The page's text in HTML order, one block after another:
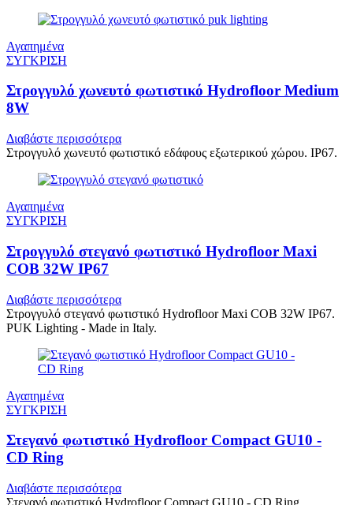
Αγαπημένα
ΣΥΓΚΡΙΣΗ
Στρογγυλό χωνευτό φωτιστικό Hydrofloor Medium
8W
Διαβάστε περισσότερα
Στρογγυλό χωνευτό φωτιστικό εδάφους εξωτερικού χώρου. IP67.
Αγαπημένα
ΣΥΓΚΡΙΣΗ
Στρογγυλό στεγανό φωτιστικό Hydrofloor Maxi
COB 32W IP67
Διαβάστε περισσότερα
Στρογγυλό στεγανό φωτιστικό Hydrofloor Maxi COB 32W IP67.
PUK Lighting - Made in Italy.
Αγαπημένα
ΣΥΓΚΡΙΣΗ
Στεγανό φωτιστικό Hydrofloor Compact GU10 -
CD Ring
Διαβάστε περισσότερα
Στεγανό φωτιστικό Hydrofloor Compact GU10 - CD Ring.